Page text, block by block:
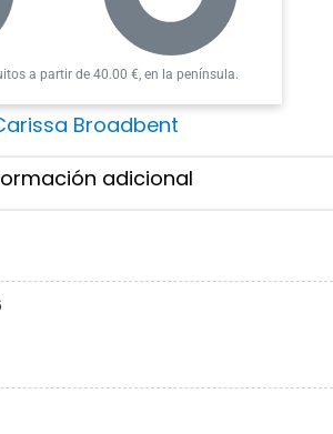
a partir de 40.00 €, en la península.
Broadbent
adicional​